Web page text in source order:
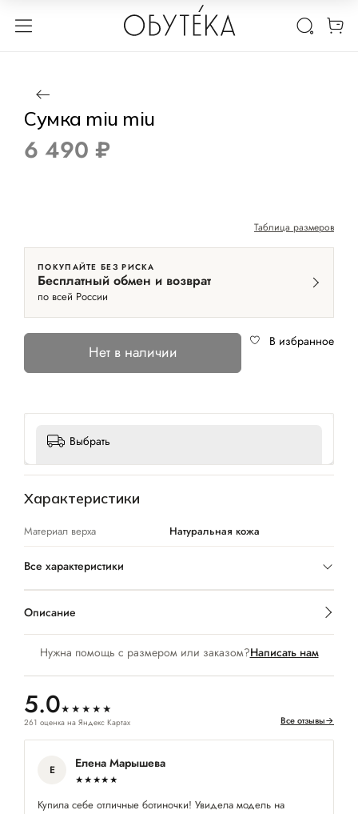
1 / 4
Сумка miu miu
6 490 ₽
Таблица размеров
ПОКУПАЙТЕ БЕЗ РИСКА
Бесплатный обмен и возврат
по всей России
Нет в наличии
В избранное
Выбрать
Нужна помощь с размером или заказом?Написать нам
5.0★★★★★
261 оценка на Яндекс Картах Все отзывы→
Е Елена Марышева
★★★★★
Купила себе отличные ботиночки! Увидела модель на
Характеристики
Материал верха Натуральная кожа
Все характеристики
Описание